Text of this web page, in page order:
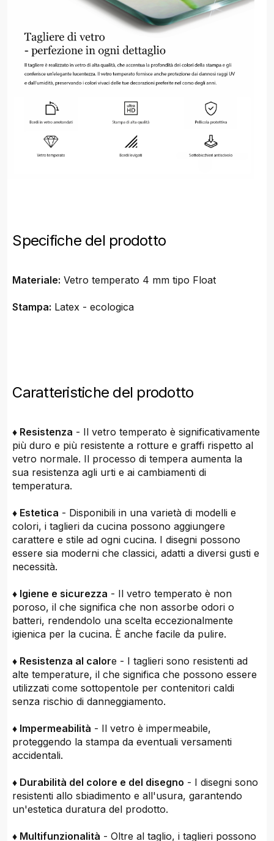
Specifiche del prodotto
Materiale: Vetro temperato 4 mm tipo Float
Stampa: Latex - ecologica
Caratteristiche del prodotto
♦ Resistenza - Il vetro temperato è significativamente
più duro e più resistente a rotture e graffi rispetto al
vetro normale. Il processo di tempera aumenta la
sua resistenza agli urti e ai cambiamenti di
temperatura.
♦ Estetica - Disponibili in una varietà di modelli e
colori, i taglieri da cucina possono aggiungere
carattere e stile ad ogni cucina. I disegni possono
essere sia moderni che classici, adatti a diversi gusti e
necessità.
♦ Igiene e sicurezza - Il vetro temperato è non
poroso, il che significa che non assorbe odori o
batteri, rendendolo una scelta eccezionalmente
igienica per la cucina. È anche facile da pulire.
♦ Resistenza al calore - I taglieri sono resistenti ad
alte temperature, il che significa che possono essere
utilizzati come sottopentole per contenitori caldi
senza rischio di danneggiamento.
♦ Impermeabilità - Il vetro è impermeabile,
proteggendo la stampa da eventuali versamenti
accidentali.
♦ Durabilità del colore e del disegno - I disegni sono
resistenti allo sbiadimento e all'usura, garantendo
un'estetica duratura del prodotto.
♦ Multifunzionalità - Oltre al taglio, i taglieri possono